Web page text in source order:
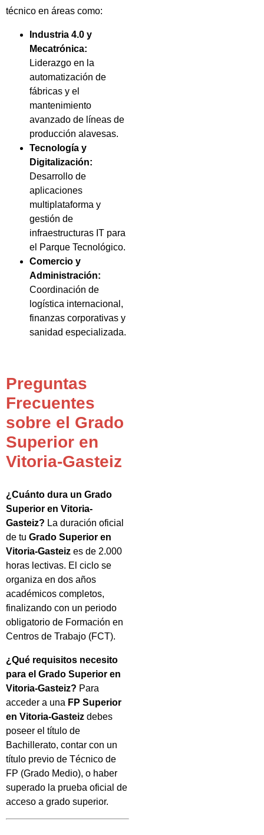
técnico en áreas como:
Industria 4.0 y
Mecatrónica:
Liderazgo en la
automatización de
fábricas y el
mantenimiento
avanzado de líneas de
producción alavesas.
Tecnología y
Digitalización:
Desarrollo de
aplicaciones
multiplataforma y
gestión de
infraestructuras IT para
el Parque Tecnológico.
Comercio y
Administración:
Coordinación de
logística internacional,
finanzas corporativas y
sanidad especializada.
Preguntas
Frecuentes
sobre el Grado
Superior en
Vitoria-Gasteiz
¿Cuánto dura un Grado
Superior en Vitoria-
Gasteiz? La duración oficial
de tu Grado Superior en
Vitoria-Gasteiz es de 2.000
horas lectivas. El ciclo se
organiza en dos años
académicos completos,
finalizando con un periodo
obligatorio de Formación en
Centros de Trabajo (FCT).
¿Qué requisitos necesito
para el Grado Superior en
Vitoria-Gasteiz? Para
acceder a una FP Superior
en Vitoria-Gasteiz debes
poseer el título de
Bachillerato, contar con un
título previo de Técnico de
FP (Grado Medio), o haber
superado la prueba oficial de
acceso a grado superior.